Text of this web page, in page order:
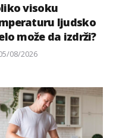
visoku
ljudsko
može da izdrži?
08/2026